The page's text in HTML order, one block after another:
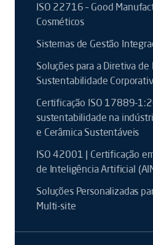
ISO 22716 – Good
Cosméticos
Sistemas de Gestão
Soluções para a Diretiva
Sustentabilidade
Certificação ISO 17889-
sustentabilidade na
e Cerâmica Sustentáveis
ISO 42001 | Certificação
de Inteligência Artificial
Soluções Personalizadas
Multi-site